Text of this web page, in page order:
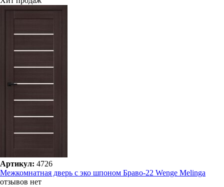
Артикул: 4726
Межкомнатная дверь с эко шпоном Браво-22 Wenge Melinga
отзывов нет